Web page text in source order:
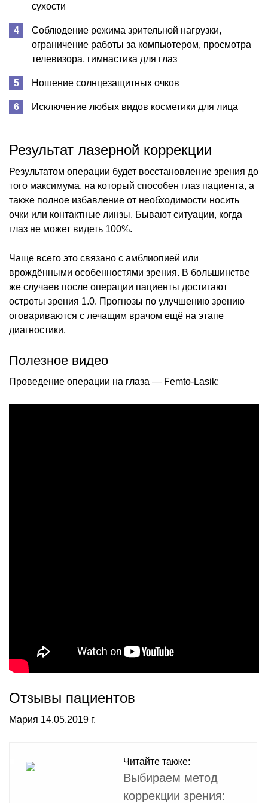
сухости
Соблюдение режима зрительной нагрузки,
ограничение работы за компьютером, просмотра
телевизора, гимнастика для глаз
Ношение солнцезащитных очков
Исключение любых видов косметики для лица
Результат лазерной коррекции
Результатом операции будет восстановление зрения до
того максимума, на который способен глаз пациента, а
также полное избавление от необходимости носить
очки или контактные линзы. Бывают ситуации, когда
глаз не может видеть 100%.
Чаще всего это связано с амблиопией или
врождёнными особенностями зрения. В большинстве
же случаев после операции пациенты достигают
остроты зрения 1.0. Прогнозы по улучшению зрению
оговариваются с лечащим врачом ещё на этапе
диагностики.
Полезное видео
Проведение операции на глаза — Femto-Lasik:
Отзывы пациентов
Мария 14.05.2019 г.
Читайте также:
Выбираем метод
коррекции зрения: